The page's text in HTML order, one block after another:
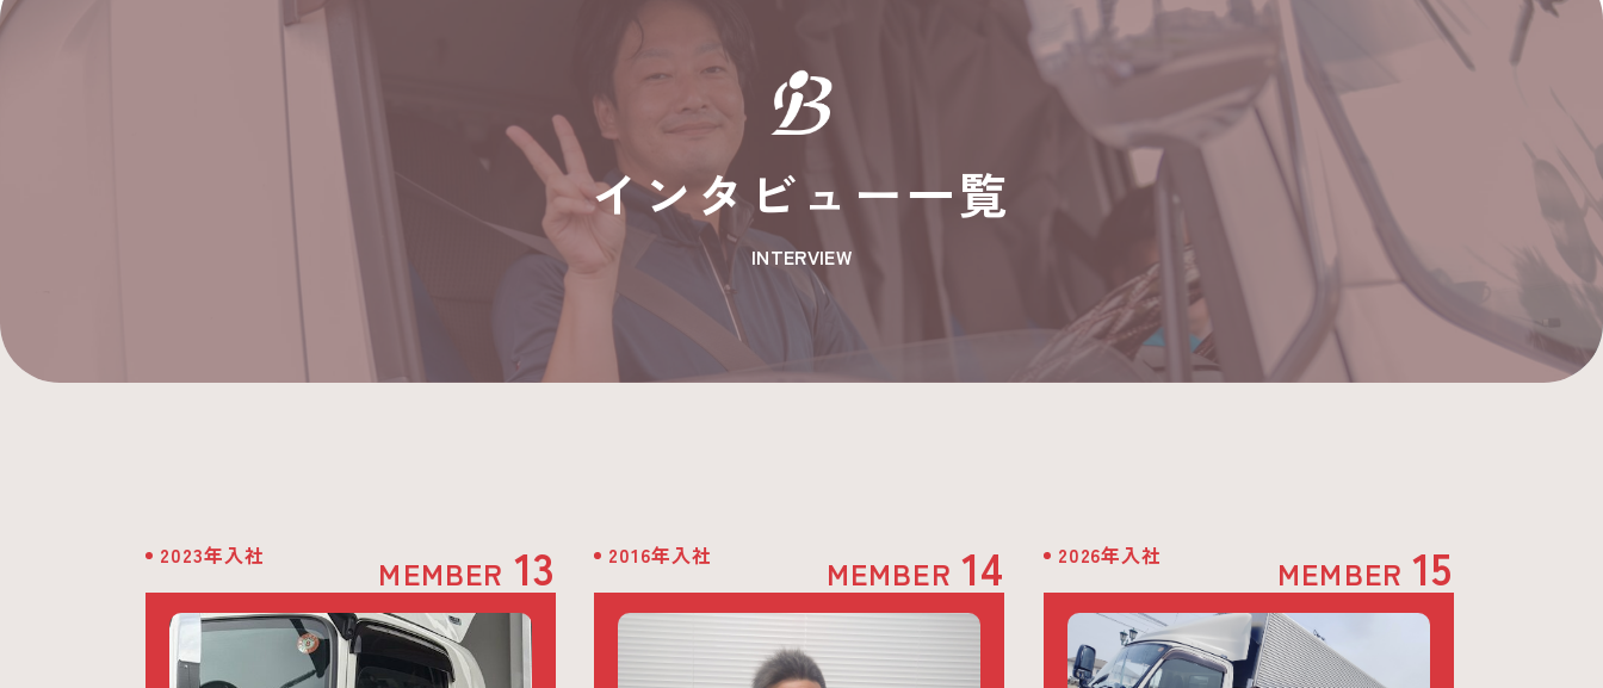
インタビュー一覧
INTERVIEW
2023年入社 MEMBER 13 2016年入社 MEMBER 14 2026年入社 MEMBER 15